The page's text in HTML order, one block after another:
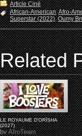
Article Ciné
African-American,Afro-
Superstar (2022),Oumy
Related
LE ROYAUME D'ORÏSHA
(2027)
byAfroTeam